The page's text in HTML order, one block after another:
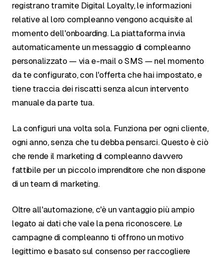
registrano tramite Digital Loyalty, le informazioni
relative al loro compleanno vengono acquisite al
momento dell'onboarding. La piattaforma invia
automaticamente un messaggio di compleanno
personalizzato — via e-mail o SMS — nel momento
da te configurato, con l'offerta che hai impostato, e
tiene traccia dei riscatti senza alcun intervento
manuale da parte tua.
La configuri una volta sola. Funziona per ogni cliente,
ogni anno, senza che tu debba pensarci. Questo è ciò
che rende il marketing di compleanno davvero
fattibile per un piccolo imprenditore che non dispone
di un team di marketing.
Oltre all'automazione, c'è un vantaggio più ampio
legato ai dati che vale la pena riconoscere. Le
campagne di compleanno ti offrono un motivo
legittimo e basato sul consenso per raccogliere